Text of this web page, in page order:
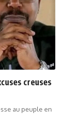
creuses
au peuple en